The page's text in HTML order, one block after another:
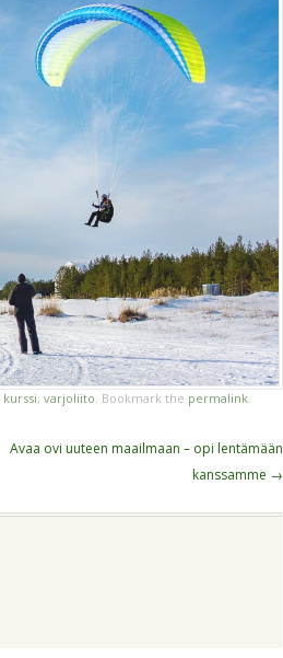
kurssi, varjoliito. Bookmark the permalink.
Avaa ovi uuteen maailmaan – opi lentämään
kanssamme →